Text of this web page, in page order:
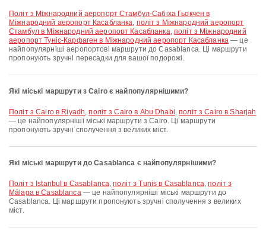
політ з Міжнародний аеропорт Стамбул-Сабіха Гьокчен в
Міжнародний аеропорт Касабланка, політ з Міжнародний аеропорт
Стамбул в Міжнародний аеропорт Касабланка,політ з Міжнародний
аеропорт Туніс-Карфаген в Міжнародний аеропорт Касабланка— це
найпопулярніші аеропортові маршрути до Casablanca. Ці маршрути
пропонують зручні пересадки для вашої подорожі.
Які міські маршрути з Cairo є найпопулярнішими?
політ з Cairo в Riyadh,політ з Cairo в Abu Dhabi,політ з Cairo в Sharjah
— це найпопулярніші міські маршрути з Cairo. Ці маршрути
пропонують зручні сполучення з великих міст.
Які міські маршрути до Casablanca є найпопулярнішими?
політ з Istanbul в Casablanca,політ з Tunis в Casablanca,політ з
Málaga в Casablanca— це найпопулярніші міські маршрути до
Casablanca. Ці маршрути пропонують зручні сполучення з великих
міст.